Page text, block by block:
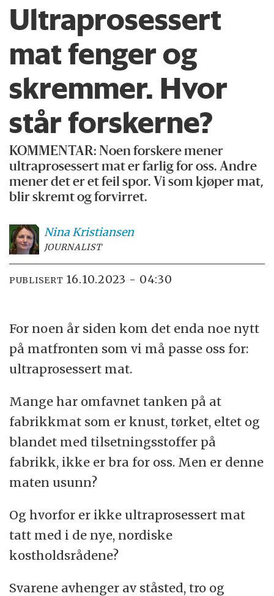
Ultraprosessert
mat fenger og
skremmer. Hvor
står forskerne?
KOMMENTAR: Noen forskere mener
ultraprosessert mat er farlig for oss. Andre
mener det er et feil spor. Vi som kjøper mat,
blir skremt og forvirret.
NinaKristiansen
JOURNALIST
PUBLISERT 16.10.2023 - 04:30
For noen år siden kom det enda noe nytt
på matfronten som vi må passe oss for:
ultraprosessert mat.
Mange har omfavnet tanken på at
fabrikkmat som er knust, tørket, eltet og
blandet med tilsetningsstoffer på
fabrikk, ikke er bra for oss. Men er denne
maten usunn?
Og hvorfor er ikke ultraprosessert mat
tatt med i de nye, nordiske
kostholdsrådene?
Svarene avhenger av ståsted, tro og